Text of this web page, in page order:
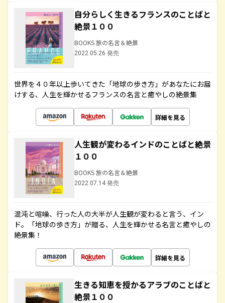
自分らしく生きるフランスのことばと
絶景１００
BOOKS 旅の名言＆絶景
2022.05.26 発売
世界を４０年以上歩いてきた「地球の歩き方」があなたにお届
けする、人生を輝かせるフランスの名言と癒やしの絶景集
詳細を見る
人生観が変わるインドのことばと絶景
１００
BOOKS 旅の名言＆絶景
2022.07.14 発売
混沌と喧噪、行った人の大半が人生観が変わると言う、イン
ド。「地球の歩き方」が贈る、人生を輝かせる名言と癒やしの
絶景集！
詳細を見る
生きる知恵を授かるアラブのことばと
絶景１００